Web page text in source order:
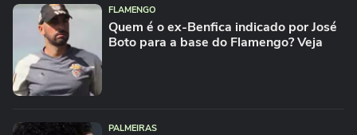
FLAMENGO
Quem é o ex-Benfica indicado por José
Boto para a base do Flamengo? Veja
PALMEIRAS